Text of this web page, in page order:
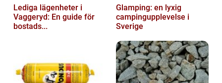
Lediga lägenheter i
Vaggeryd: En guide för
bostads...
Glamping: en lyxig
campingupplevelse i
Sverige